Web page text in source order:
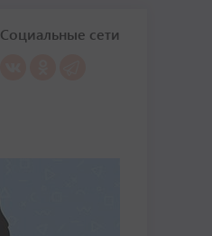
Социальные сети